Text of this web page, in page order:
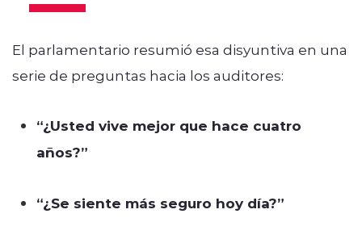
El parlamentario resumió esa disyuntiva en una
serie de preguntas hacia los auditores:
“¿Usted vive mejor que hace cuatro
años?”
“¿Se siente más seguro hoy día?”